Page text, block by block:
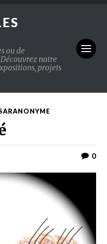
ou de
notre
projets
0